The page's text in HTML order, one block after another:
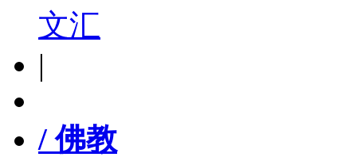
文汇
|
/ 佛教